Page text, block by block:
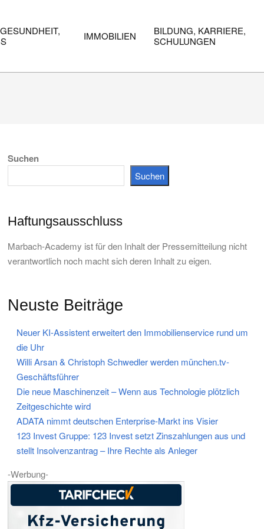
IMMOBILIEN
BILDUNG, KARRIERE,
SCHULUNGEN
Suchen
Suchen
Haftungsausschluss
Marbach-Academy ist für den Inhalt der Pressemitteilung nicht
verantwortlich noch macht sich deren Inhalt zu eigen.
Neuste Beiträge
Neuer KI-Assistent erweitert den Immobilienservice rund um
die Uhr
Willi Arsan & Christoph Schwedler werden münchen.tv-
Geschäftsführer
Die neue Maschinenzeit – Wenn aus Technologie plötzlich
Zeitgeschichte wird
ADATA nimmt deutschen Enterprise-Markt ins Visier
123 Invest Gruppe: 123 Invest setzt Zinszahlungen aus und
stellt Insolvenzantrag – Ihre Rechte als Anleger
-Werbung-